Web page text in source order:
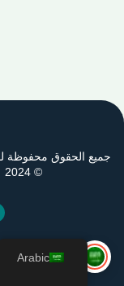
جميع الحقوق محفوظة
© 2024
Arabic